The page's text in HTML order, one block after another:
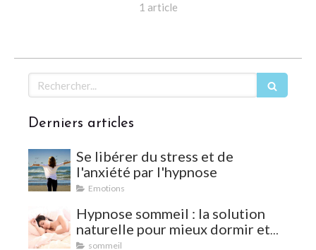
1 article
Rechercher
Derniers articles
Se libérer du stress et de
l'anxiété par l'hypnose
Emotions
Hypnose sommeil : la solution
naturelle pour mieux dormir et
vaincre les insomnies
sommeil